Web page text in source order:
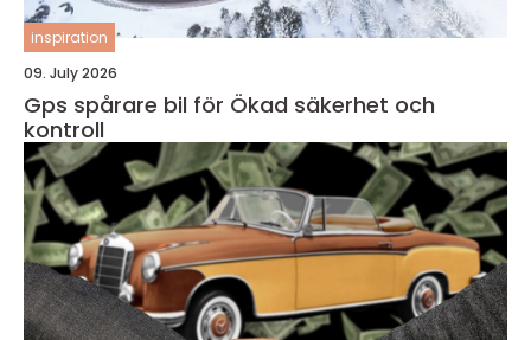
inspiration
09. July 2026
Gps spårare bil för Ökad säkerhet och
kontroll